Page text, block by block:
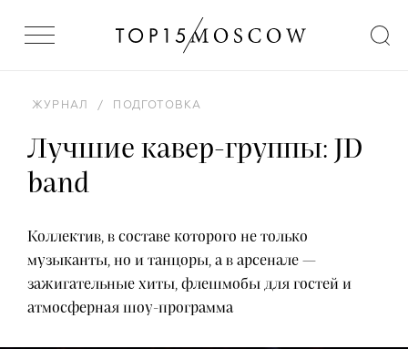
ЖУРНАЛ / ПОДГОТОВКА
Лучшие кавер-группы: JD
band
Коллектив, в составе которого не только
музыканты, но и танцоры, а в арсенале —
зажигательные хиты, флешмобы для гостей и
атмосферная шоу-программа